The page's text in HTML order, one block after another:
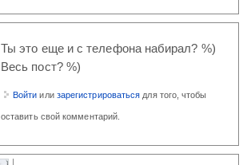
Ты это еще и с телефона набирал? %)
Весь пост? %)
Войти или зарегистрироваться для того, чтобы
оставить свой комментарий.